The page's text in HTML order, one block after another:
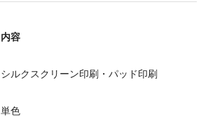
内容
シルクスクリーン印刷・パッド印刷
単色